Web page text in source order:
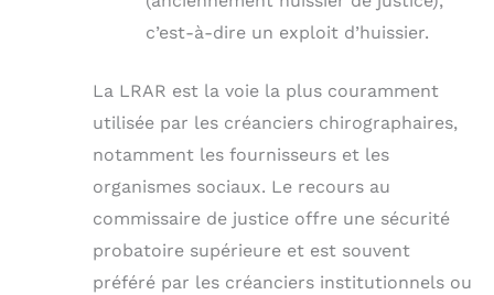
c’est-à-dire un exploit d’huissier.
La LRAR est la voie la plus couramment
utilisée par les créanciers chirographaires,
notamment les fournisseurs et les
organismes sociaux. Le recours au
commissaire de justice offre une sécurité
probatoire supérieure et est souvent
préféré par les créanciers institutionnels ou